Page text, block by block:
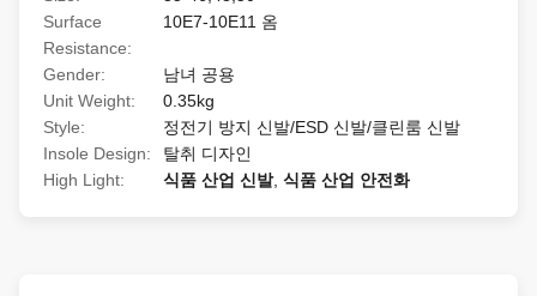
Surface
Resistance:
10E7-10E11 옴
Gender:
남녀 공용
Unit Weight:
0.35kg
Style:
정전기 방지 신발/ESD 신발/클린룸 신발
Insole Design:
탈취 디자인
High Light:
식품 산업 신발, 식품 산업 안전화